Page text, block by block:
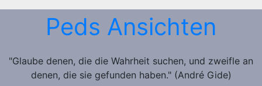
Zum
Peds Ansichten
"Glaube denen, die die Wahrheit suchen, und zweifle an
denen, die sie gefunden haben." (André Gide)